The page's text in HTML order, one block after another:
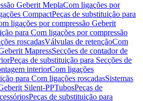
Geberit MeplaCom ligações por
CompactPeças de substituição para
ligações por compressão Geberit
para Com ligações por compressão
roscadasVálvulas de retençãoCom
MapressSecções de contador de
Peças de substituição para Secções de
interiorCom ligações
para Com ligações roscadasSistemas
Silent-PPTubosPeças de
Peças de substituição para